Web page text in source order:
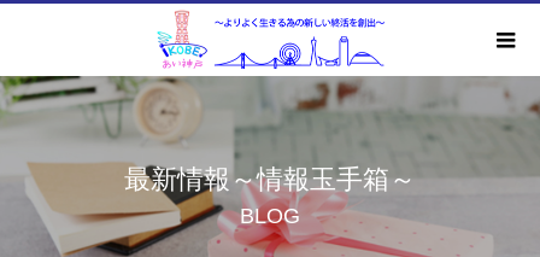
最新情報～情報玉手箱～
BLOG